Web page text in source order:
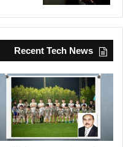
Recent Tech News